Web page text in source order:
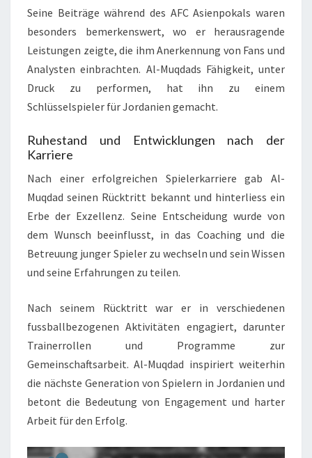
Seine Beiträge während des AFC Asienpokals waren
besonders bemerkenswert, wo er herausragende
Leistungen zeigte, die ihm Anerkennung von Fans und
Analysten einbrachten. Al-Muqdads Fähigkeit, unter
Druck zu performen, hat ihn zu einem
Schlüsselspieler für Jordanien gemacht.
Ruhestand und Entwicklungen nach der
Karriere
Nach einer erfolgreichen Spielerkarriere gab Al-
Muqdad seinen Rücktritt bekannt und hinterliess ein
Erbe der Exzellenz. Seine Entscheidung wurde von
dem Wunsch beeinflusst, in das Coaching und die
Betreuung junger Spieler zu wechseln und sein Wissen
und seine Erfahrungen zu teilen.
Nach seinem Rücktritt war er in verschiedenen
fussballbezogenen Aktivitäten engagiert, darunter
Trainerrollen und Programme zur
Gemeinschaftsarbeit. Al-Muqdad inspiriert weiterhin
die nächste Generation von Spielern in Jordanien und
betont die Bedeutung von Engagement und harter
Arbeit für den Erfolg.